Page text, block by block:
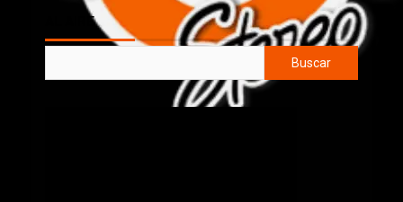
AL AIRE
Buscar